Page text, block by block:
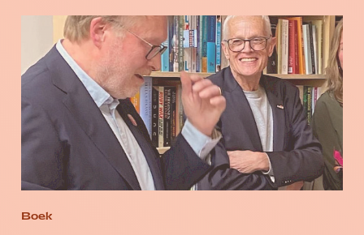
Boek